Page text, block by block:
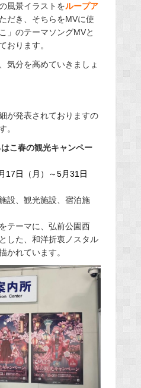
風景イラストをループア
だき、そちらをMVに使
」のテーマソングMVと
おります。
気分を高めていきましょ
が発表されておりますの
。
こ春の観光キャンペー
17日（月）～5月31日
設、観光施設、宿泊施
テーマに、弘前公園西
した、和洋折衷ノスタル
かれています。